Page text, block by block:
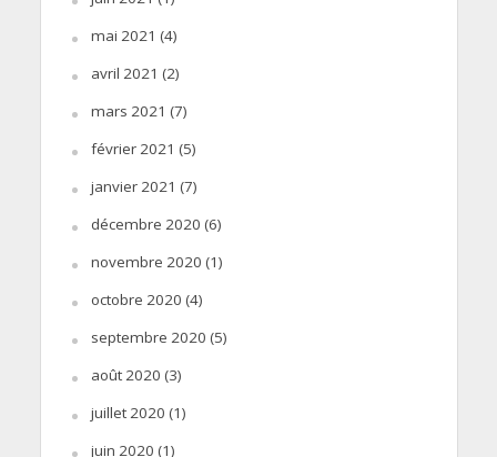
mai 2021 (4)
avril 2021 (2)
mars 2021 (7)
février 2021 (5)
janvier 2021 (7)
décembre 2020 (6)
novembre 2020 (1)
octobre 2020 (4)
septembre 2020 (5)
août 2020 (3)
juillet 2020 (1)
juin 2020 (1)